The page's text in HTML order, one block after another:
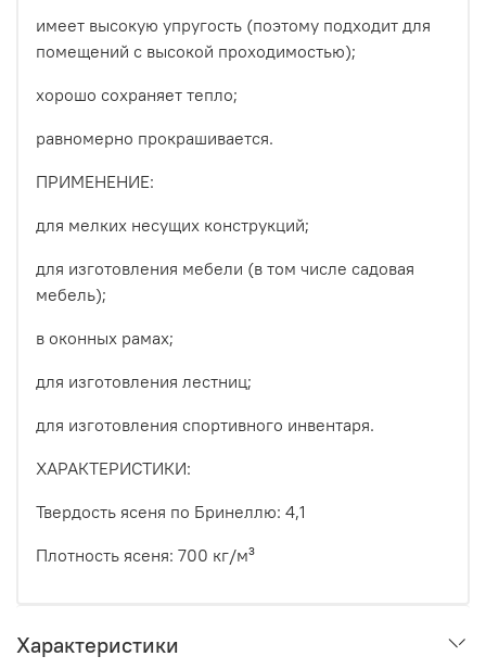
имеет высокую упругость (поэтому подходит для
помещений с высокой проходимостью);
хорошо сохраняет тепло;
равномерно прокрашивается.
ПРИМЕНЕНИЕ:
для мелких несущих конструкций;
для изготовления мебели (в том числе садовая
мебель);
в оконных рамах;
для изготовления лестниц;
для изготовления спортивного инвентаря.
ХАРАКТЕРИСТИКИ:
Твердость ясеня по Бринеллю: 4,1
Плотность ясеня: 700 кг/м³
Характеристики